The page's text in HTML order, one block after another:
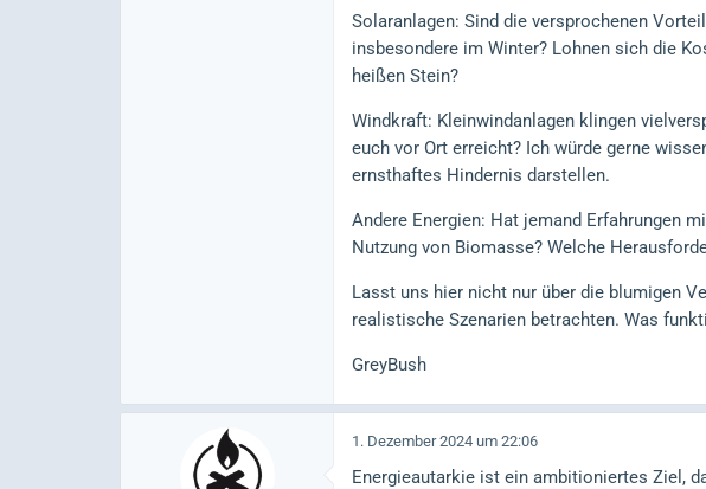
Solaranlagen: Sind die versprochenen
insbesondere im Winter? Lohnen sich die
heißen Stein?
Windkraft: Kleinwindanlagen klingen
euch vor Ort erreicht? Ich würde gerne
ernsthaftes Hindernis darstellen.
Andere Energien: Hat jemand Erfahrungen
Nutzung von Biomasse? Welche
Lasst uns hier nicht nur über die blumigen
realistische Szenarien betrachten. Was
GreyBush
1. Dezember 2024 um 22:06
Energieautarkie ist ein ambitioniertes Ziel,